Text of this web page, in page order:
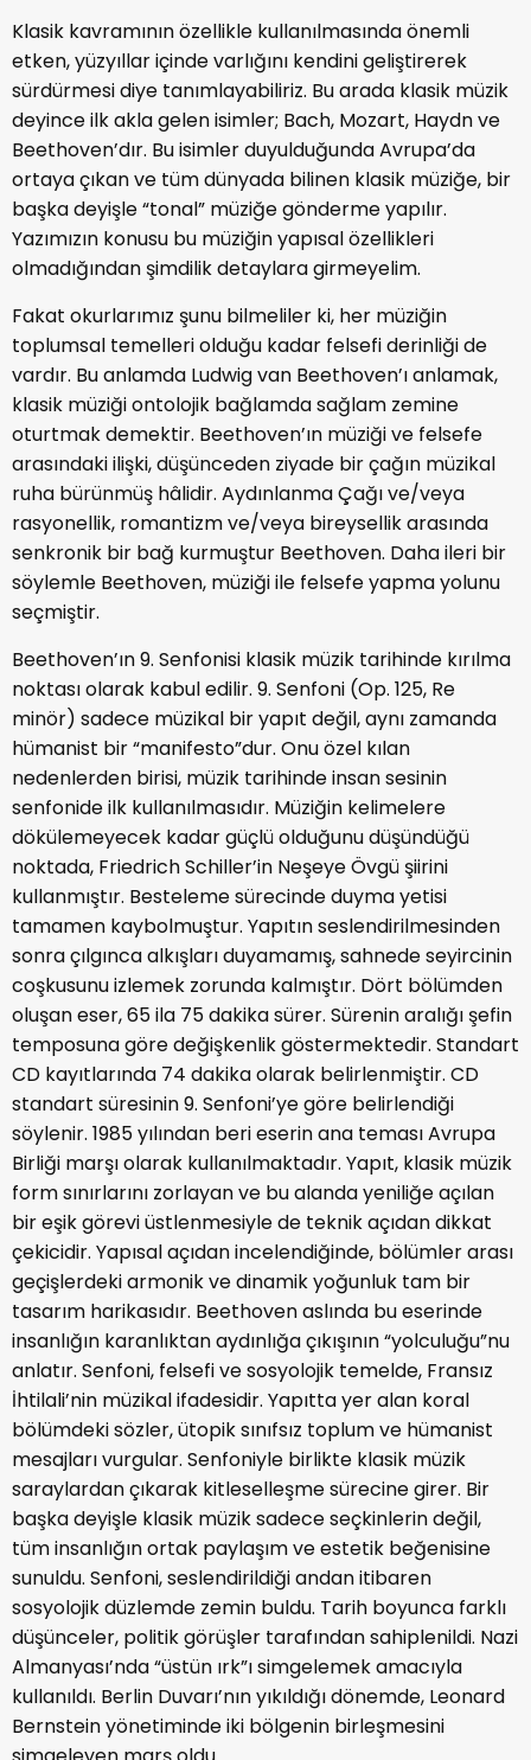
Klasik kavramının özellikle kullanılmasında önemli
etken, yüzyıllar içinde varlığını kendini geliştirerek
sürdürmesi diye tanımlayabiliriz. Bu arada klasik müzik
deyince ilk akla gelen isimler; Bach, Mozart, Haydn ve
Beethoven’dır. Bu isimler duyulduğunda Avrupa’da
ortaya çıkan ve tüm dünyada bilinen klasik müziğe, bir
başka deyişle “tonal” müziğe gönderme yapılır.
Yazımızın konusu bu müziğin yapısal özellikleri
olmadığından şimdilik detaylara girmeyelim.
Fakat okurlarımız şunu bilmeliler ki, her müziğin
toplumsal temelleri olduğu kadar felsefi derinliği de
vardır. Bu anlamda Ludwig van Beethoven’ı anlamak,
klasik müziği ontolojik bağlamda sağlam zemine
oturtmak demektir. Beethoven’ın müziği ve felsefe
arasındaki ilişki, düşünceden ziyade bir çağın müzikal
ruha bürünmüş hâlidir. Aydınlanma Çağı ve/veya
rasyonellik, romantizm ve/veya bireysellik arasında
senkronik bir bağ kurmuştur Beethoven. Daha ileri bir
söylemle Beethoven, müziği ile felsefe yapma yolunu
seçmiştir.
Beethoven’ın 9. Senfonisi klasik müzik tarihinde kırılma
noktası olarak kabul edilir. 9. Senfoni (Op. 125, Re
minör) sadece müzikal bir yapıt değil, aynı zamanda
hümanist bir “manifesto”dur. Onu özel kılan
nedenlerden birisi, müzik tarihinde insan sesinin
senfonide ilk kullanılmasıdır. Müziğin kelimelere
dökülemeyecek kadar güçlü olduğunu düşündüğü
noktada, Friedrich Schiller’in Neşeye Övgü şiirini
kullanmıştır. Besteleme sürecinde duyma yetisi
tamamen kaybolmuştur. Yapıtın seslendirilmesinden
sonra çılgınca alkışları duyamamış, sahnede seyircinin
coşkusunu izlemek zorunda kalmıştır. Dört bölümden
oluşan eser, 65 ila 75 dakika sürer. Sürenin aralığı şefin
temposuna göre değişkenlik göstermektedir. Standart
CD kayıtlarında 74 dakika olarak belirlenmiştir. CD
standart süresinin 9. Senfoni’ye göre belirlendiği
söylenir. 1985 yılından beri eserin ana teması Avrupa
Birliği marşı olarak kullanılmaktadır. Yapıt, klasik müzik
form sınırlarını zorlayan ve bu alanda yeniliğe açılan
bir eşik görevi üstlenmesiyle de teknik açıdan dikkat
çekicidir. Yapısal açıdan incelendiğinde, bölümler arası
geçişlerdeki armonik ve dinamik yoğunluk tam bir
tasarım harikasıdır. Beethoven aslında bu eserinde
insanlığın karanlıktan aydınlığa çıkışının “yolculuğu”nu
anlatır. Senfoni, felsefi ve sosyolojik temelde, Fransız
İhtilali’nin müzikal ifadesidir. Yapıtta yer alan koral
bölümdeki sözler, ütopik sınıfsız toplum ve hümanist
mesajları vurgular. Senfoniyle birlikte klasik müzik
saraylardan çıkarak kitleselleşme sürecine girer. Bir
başka deyişle klasik müzik sadece seçkinlerin değil,
tüm insanlığın ortak paylaşım ve estetik beğenisine
sunuldu. Senfoni, seslendirildiği andan itibaren
sosyolojik düzlemde zemin buldu. Tarih boyunca farklı
düşünceler, politik görüşler tarafından sahiplenildi. Nazi
Almanyası’nda “üstün ırk”ı simgelemek amacıyla
kullanıldı. Berlin Duvarı’nın yıkıldığı dönemde, Leonard
Bernstein yönetiminde iki bölgenin birleşmesini